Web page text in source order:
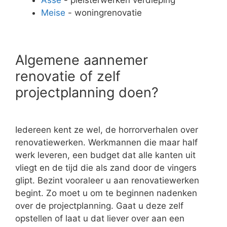
Meise - woningrenovatie
Algemene aannemer
renovatie of zelf
projectplanning doen?
Iedereen kent ze wel, de horrorverhalen over
renovatiewerken. Werkmannen die maar half
werk leveren, een budget dat alle kanten uit
vliegt en de tijd die als zand door de vingers
glipt. Bezint vooraleer u aan renovatiewerken
begint. Zo moet u om te beginnen nadenken
over de projectplanning. Gaat u deze zelf
opstellen of laat u dat liever over aan een